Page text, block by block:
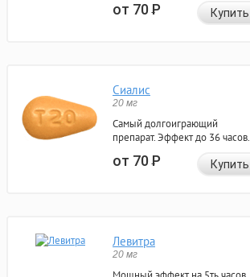
от 70Р Купить
Сиалис
20 мг
Самый долгоиграющий
препарат. Эффект до 36 часов.
от 70Р Купить
Левитра
20 мг